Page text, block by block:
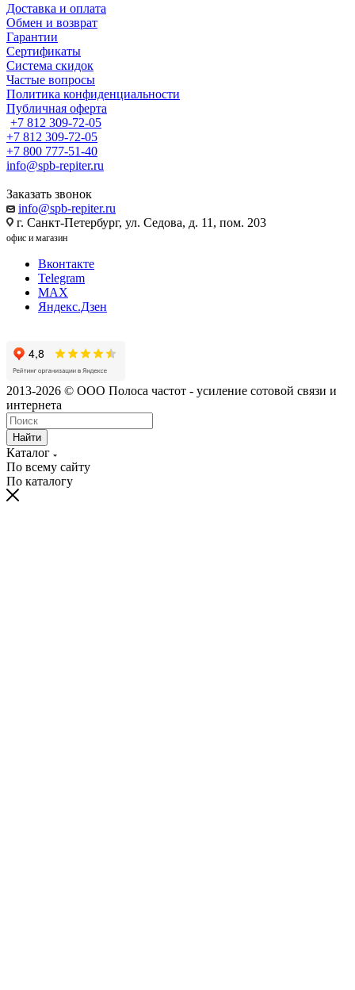
Доставка и оплата
Обмен и возврат
Гарантии
Сертификаты
Система скидок
Частые вопросы
Политика конфиденциальности
Публичная оферта
+7 812 309-72-05
+7 812 309-72-05
+7 800 777-51-40
info@spb-repiter.ru
Заказать звонок
info@spb-repiter.ru
г. Санкт-Петербург, ул. Седова, д. 11, пом. 203
офис и магазин
Вконтакте
Telegram
MAX
Яндекс.Дзен
2013-2026 © ООО Полоса частот - усиление сотовой связи и
интернета
Найти
Каталог
По всему сайту
По каталогу